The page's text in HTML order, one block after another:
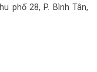
phố 28, P. Bình Tân,